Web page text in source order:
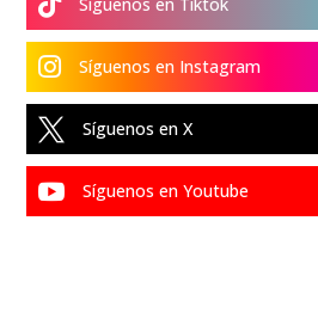
Síguenos en Tiktok
 Síguenos en Instagram
 Síguenos en X
 Síguenos en Youtube